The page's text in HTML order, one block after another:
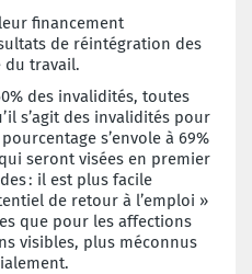
financement
de réintégration des
du travail.
des invalidités, toutes
s’agit des invalidités pour
s’envole à 69%
seront visées en premier
: il est plus facile
de retour à l’emploi »
que pour les affections
visibles, plus méconnus